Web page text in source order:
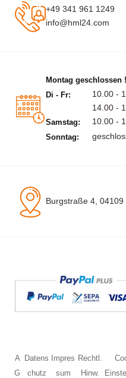
+49 341 961 1249
info@hml24.com
Montag geschlossen
Di - Fr:
10.00 -
14.00 -
Samstag: 10.00 -
Sonntag:
Burgstraße 4,
A
G
Datens
chutz
Impres
sum
Rechtl.
Hinw.